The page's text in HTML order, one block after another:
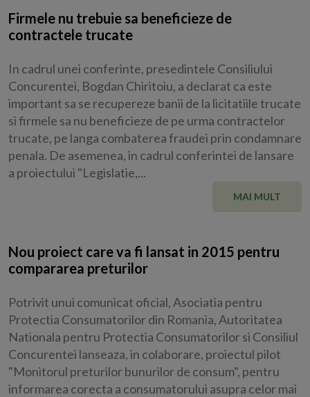
Firmele nu trebuie sa beneficieze de
contractele trucate
In cadrul unei conferinte, presedintele Consiliului
Concurentei, Bogdan Chiritoiu, a declarat ca este
important sa se recupereze banii de la licitatiile trucate
si firmele sa nu beneficieze de pe urma contractelor
trucate, pe langa combaterea fraudei prin condamnare
penala. De asemenea, in cadrul conferintei de lansare
a proiectului "Legislatie,...
MAI MULT
Nou proiect care va fi lansat in 2015 pentru
compararea preturilor
Potrivit unui comunicat oficial, Asociatia pentru
Protectia Consumatorilor din Romania, Autoritatea
Nationala pentru Protectia Consumatorilor si Consiliul
Concurentei lanseaza, in colaborare, proiectul pilot
"Monitorul preturilor bunurilor de consum", pentru
informarea corecta a consumatorului asupra celor mai